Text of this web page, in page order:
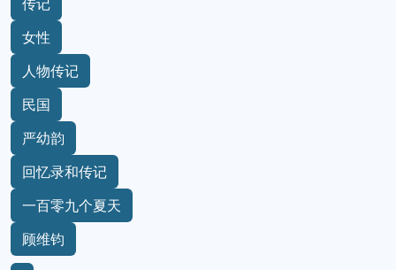
女性
人物传记
民国
严幼韵
回忆录和传记
一百零九个夏天
顾维钧